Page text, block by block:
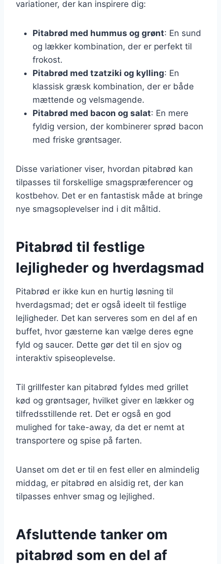
variationer, der kan inspirere dig:
Pitabrød med hummus og grønt: En sund
og lækker kombination, der er perfekt til
frokost.
Pitabrød med tzatziki og kylling: En
klassisk græsk kombination, der er både
mættende og velsmagende.
Pitabrød med bacon og salat: En mere
fyldig version, der kombinerer sprød bacon
med friske grøntsager.
Disse variationer viser, hvordan pitabrød kan
tilpasses til forskellige smagspræferencer og
kostbehov. Det er en fantastisk måde at bringe
nye smagsoplevelser ind i dit måltid.
Pitabrød til festlige
lejligheder og hverdagsmad
Pitabrød er ikke kun en hurtig løsning til
hverdagsmad; det er også ideelt til festlige
lejligheder. Det kan serveres som en del af en
buffet, hvor gæsterne kan vælge deres egne
fyld og saucer. Dette gør det til en sjov og
interaktiv spiseoplevelse.
Til grillfester kan pitabrød fyldes med grillet
kød og grøntsager, hvilket giver en lækker og
tilfredsstillende ret. Det er også en god
mulighed for take-away, da det er nemt at
transportere og spise på farten.
Uanset om det er til en fest eller en almindelig
middag, er pitabrød en alsidig ret, der kan
tilpasses enhver smag og lejlighed.
Afsluttende tanker om
pitabrød som en del af